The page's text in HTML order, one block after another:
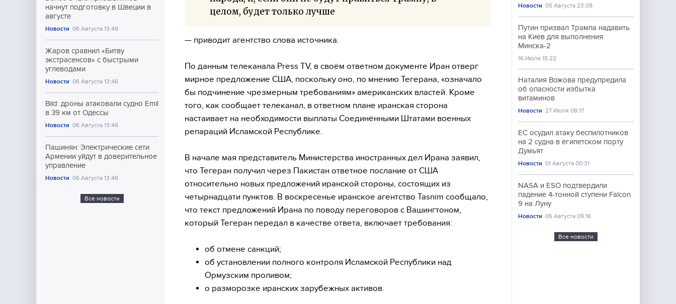
начнут подготовку в Швеции в
августе
Новости 06 Августа 13:46
Жаров сравнил «Битву
экстрасенсов» с быстрыми
углеводами
Новости 06 Августа 13:46
Bild: дроны атаковали судно Emil
в 39 км от Одессы
Новости 06 Августа 13:46
Пашинян: Электрические сети
Армении уйдут в доверительное
управление
Новости 06 Августа 13:46
Все новости
целом, будет только лучше
— приводит агентство слова источника.
По данным телеканала Press TV, в своём ответном документе Иран отверг
мирное предложение США, поскольку оно, по мнению Тегерана, «означало
бы подчинение чрезмерным требованиям» американских властей. Кроме
того, как сообщает телеканал, в ответном плане иранская сторона
настаивает на необходимости выплаты Соединёнными Штатами военных
репараций Исламской Республике.
В начале мая представитель Министерства иностранных дел Ирана заявил,
что Тегеран получил через Пакистан ответное послание от США
относительно новых предложений иранской стороны, состоящих из
четырнадцати пунктов. В воскресенье иранское агентство Tasnim сообщало,
что текст предложений Ирана по поводу переговоров с Вашингтоном,
который Тегеран передал в качестве ответа, включает требования:
об отмене санкций;
об установлении полного контроля Исламской Республики над
Ормузским проливом;
о разморозке иранских зарубежных активов.
Новости 05 Августа 23:09
Путин призвал Трампа надавить
на Киев для выполнения
Минска-2
16 Июля 15:22
Наталия Вожова предупредила
об опасности избытка
витаминов
Новости 27 Июля 08:17
ЕС осудил атаку беспилотников
на 2 судна в египетском порту
Думьят
Новости 01 Августа 00:31
NASA и ESO подтвердили
падение 4-тонной ступени Falcon
9 на Луну
Новости 06 Августа 09:16
Все новости